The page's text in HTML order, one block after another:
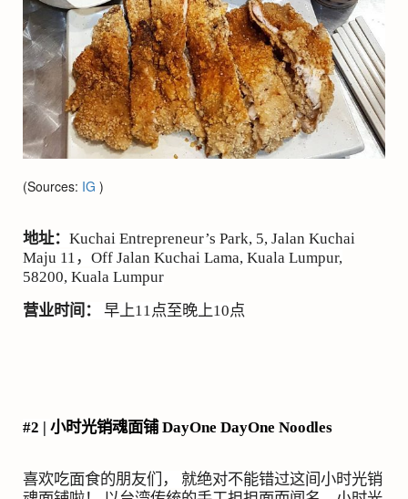
(Sources: IG )
地址： Kuchai Entrepreneur’s Park, 5, Jalan Kuchai
Maju 11 ， Off Jalan Kuchai Lama, Kuala Lumpur,
58200, Kuala Lumpur
营业时间： 早上11点至晚上10点
#2 | 小时光销魂面铺DayOne DayOne Noodles
喜欢吃面食的朋友们， 就绝对不能错过这间小时光销